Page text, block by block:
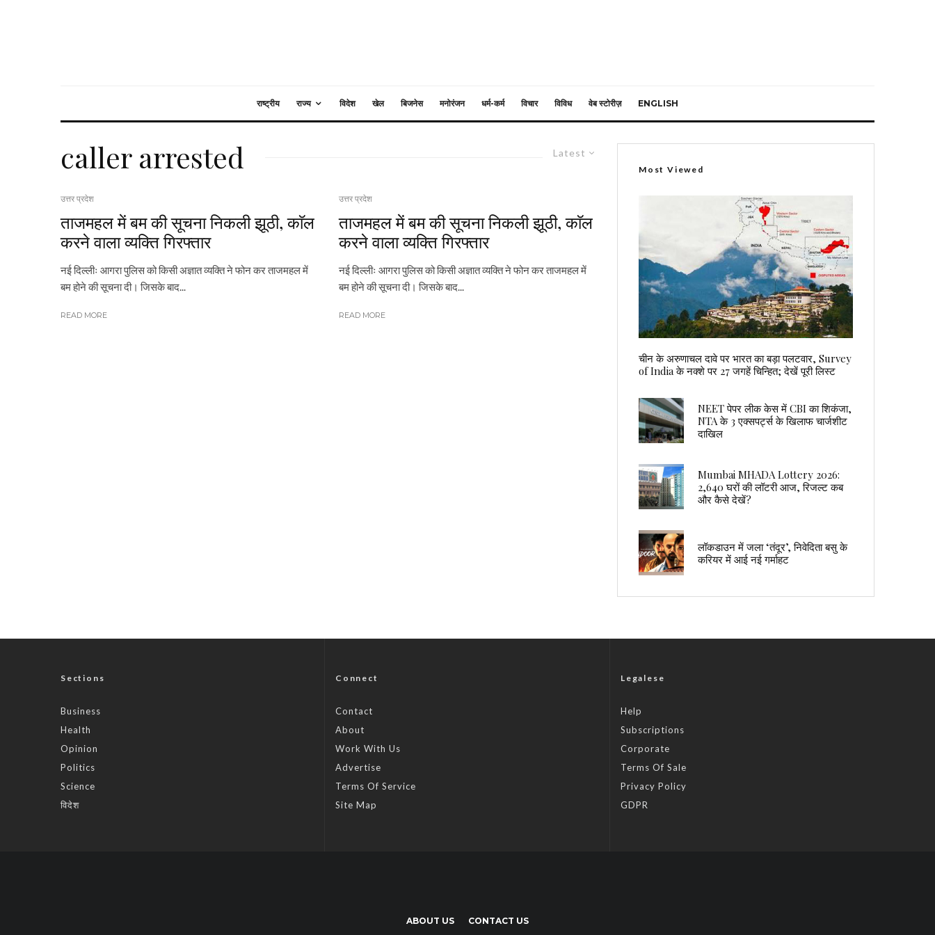
राष्ट्रीय राज्य विदेश खेल बिजनेस मनोरंजन धर्म-कर्म विचार विविध वेब स्टोरीज़ ENGLISH
Latest
caller arrested
उत्तर प्रदेश
ताजमहल में बम की सूचना निकली झूठी, काॅल
करने वाला व्यक्ति गिरफ्तार
नई दिल्लीः आगरा पुलिस को किसी अज्ञात व्यक्ति ने फोन कर ताजमहल में
बम होने की सूचना दी। जिसके बाद...
READ MORE
उत्तर प्रदेश
ताजमहल में बम की सूचना निकली झूठी, काॅल
करने वाला व्यक्ति गिरफ्तार
नई दिल्लीः आगरा पुलिस को किसी अज्ञात व्यक्ति ने फोन कर ताजमहल में
बम होने की सूचना दी। जिसके बाद...
READ MORE
Most Viewed
चीन के अरुणाचल दावे पर भारत का बड़ा पलटवार, Survey
of India के नक्शे पर 27 जगहें चिन्हित; देखें पूरी लिस्ट
NEET पेपर लीक केस में CBI का शिकंजा,
NTA के 3 एक्सपर्ट्स के खिलाफ चार्जशीट
दाखिल
Mumbai MHADA Lottery 2026:
2,640 घरों की लॉटरी आज, रिजल्ट कब
और कैसे देखें?
लॉकडाउन में जला ‘तंदूर’, निवेदिता बसु के
करियर में आई नई गर्माहट
Sections
Business
Health
Opinion
Politics
Science
विदेश
Connect
Contact
About
Work With Us
Advertise
Terms Of Service
Site Map
Legalese
Help
Subscriptions
Corporate
Terms Of Sale
Privacy Policy
GDPR
ABOUT US CONTACT US